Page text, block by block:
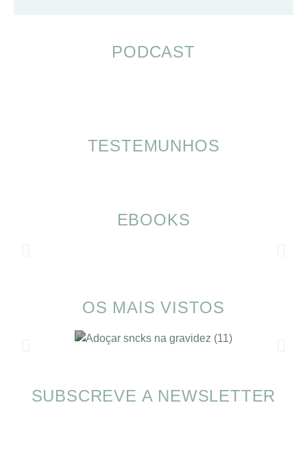
PODCAST
TESTEMUNHOS
EBOOKS
OS MAIS VISTOS
SOMP (SOP): 5 Ideias de Pequenos Almoços
SUBSCREVE A NEWSLETTER